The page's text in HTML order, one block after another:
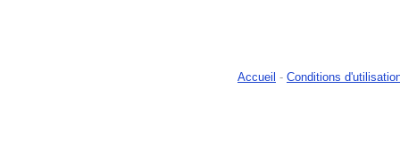
Accueil - Conditions